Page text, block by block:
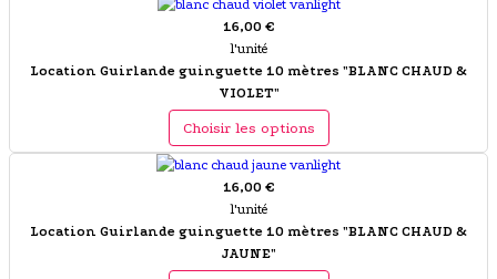
16,00 €
l'unité
Location Guirlande guinguette 10 mètres "BLANC CHAUD &
VIOLET"
Choisir les options
16,00 €
l'unité
Location Guirlande guinguette 10 mètres "BLANC CHAUD &
JAUNE"